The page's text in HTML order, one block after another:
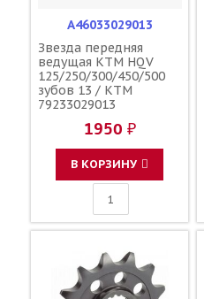
A46033029013
Звезда передняя
ведущая KTM HQV
125/250/300/450/500
зубов 13 / KTM
79233029013
1950 ₽
В КОРЗИНУ